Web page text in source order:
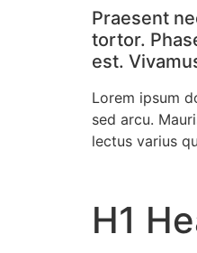
Praesent
tortor.
est.
Lorem ipsum
sed arcu.
lectus varius
H1